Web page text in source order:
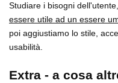
Studiare i bisogni dell'utente,
essere utile ad un essere
poi aggiustiamo lo stile,
usabilità.
Extra - a cosa